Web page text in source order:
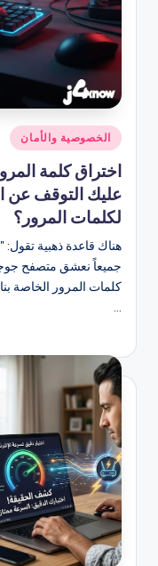
نُشر
في
الخصوصية والأمان
عليك التوقف عن
لكلمات المرور؟
هناك قاعدة ذهبية تقول:
جميعاً نعشق متصفح
كلمات المرور الخاصة
…